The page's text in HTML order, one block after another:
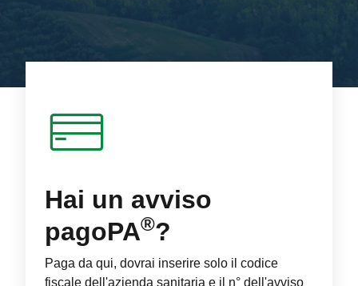
Hai un avviso
pagoPA®?
Paga da qui, dovrai inserire solo il codice
fiscale dell'azienda sanitaria e il n° dell'avviso